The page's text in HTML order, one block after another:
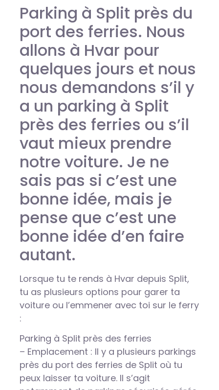
Parking à Split près du
port des ferries. Nous
allons à Hvar pour
quelques jours et nous
nous demandons s’il y
a un parking à Split
près des ferries ou s’il
vaut mieux prendre
notre voiture. Je ne
sais pas si c’est une
bonne idée, mais je
pense que c’est une
bonne idée d’en faire
autant.
Lorsque tu te rends à Hvar depuis Split,
tu as plusieurs options pour garer ta
voiture ou l’emmener avec toi sur le ferry
:
Parking à Split près des ferries
– Emplacement : Il y a plusieurs parkings
près du port des ferries de Split où tu
peux laisser ta voiture. Il s’agit